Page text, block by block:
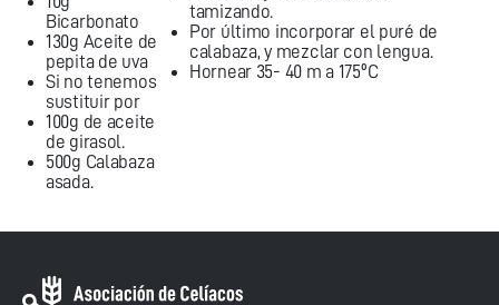
Bicarbonato
130g Aceite de
pepita de uva
Si no tenemos
sustituir por
100g de aceite
de girasol.
500g Calabaza
asada.
tamizando.
Por último incorporar el puré de
calabaza, y mezclar con lengua.
Hornear 35- 40 m a 175ºC